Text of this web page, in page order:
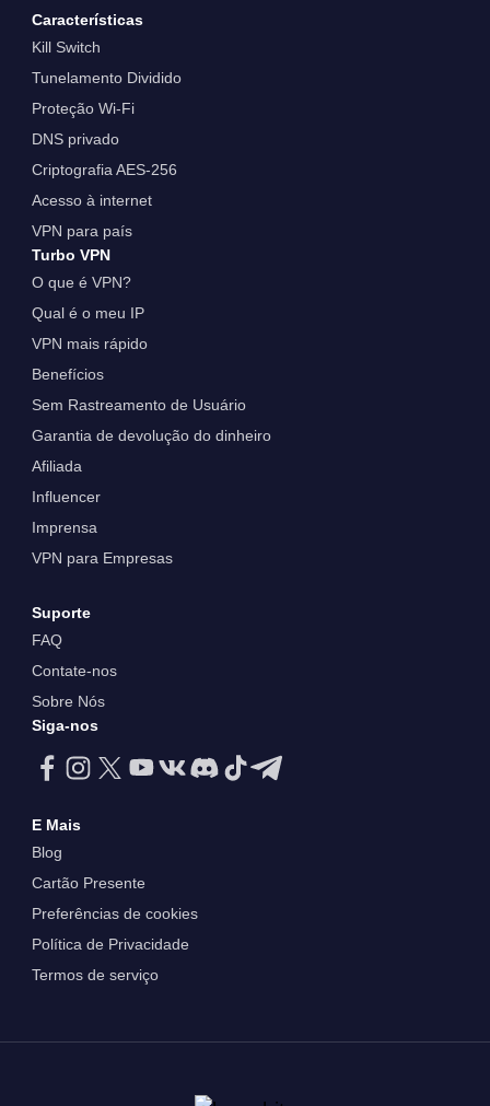
Características
Kill Switch
Tunelamento Dividido
Proteção Wi-Fi
DNS privado
Criptografia AES-256
Acesso à internet
VPN para país
Turbo VPN
O que é VPN?
Qual é o meu IP
VPN mais rápido
Benefícios
Sem Rastreamento de Usuário
Garantia de devolução do dinheiro
Afiliada
Influencer
Imprensa
VPN para Empresas
Suporte
FAQ
Contate-nos
Sobre Nós
Siga-nos
E Mais
Blog
Cartão Presente
Preferências de cookies
Política de Privacidade
Termos de serviço